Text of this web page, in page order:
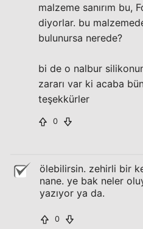
malzeme sanırım bu,
diyorlar. bu
bulunursa nerede?
bi de o nalbur
zararı var ki acaba
teşekkürler
0
ölebilirsin. zehirli bir
nane. ye bak neler
yazıyor ya da.
0